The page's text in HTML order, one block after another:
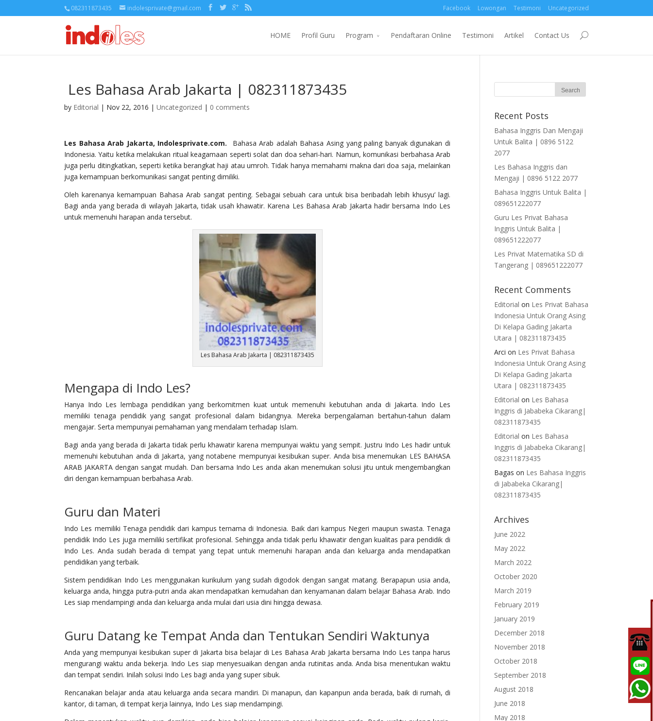
082311873435 indolesprivate@gmail.com Facebook Lowongan Testimoni Uncategorized
HOME Profil Guru Program Pendaftaran Online Testimoni Artikel Contact Us
Les Bahasa Arab Jakarta | 082311873435
by Editorial | Nov 22, 2016 | Uncategorized | 0 comments
Les Bahasa Arab Jakarta, Indolesprivate.com.
Bahasa Arab adalah Bahasa Asing yang paling banyak digunakan di
Indonesia. Yaitu ketika melakukan ritual keagamaan seperti solat dan doa sehari-hari. Namun, komunikasi berbahasa Arab
juga perlu ditingkatkan, seperti ketika berangkat haji atau umroh. Tidak hanya memahami makna dari doa saja, melainkan
juga kemampuan berkomunikasi sangat penting dimiliki.
Oleh karenanya kemampuan Bahasa Arab sangat penting. Sebagai sebuah cara untuk bisa beribadah lebih khusyu’ lagi.
Bagi anda yang berada di wilayah Jakarta, tidak usah khawatir. Karena Les Bahasa Arab Jakarta hadir bersama Indo Les
untuk memenuhi harapan anda tersebut.
Les Bahasa Arab Jakarta | 082311873435
Mengapa di Indo Les?
Hanya Indo Les lembaga pendidikan yang berkomitmen kuat untuk memenuhi kebutuhan anda di Jakarta. Indo Les
memiliki tenaga pendidik yang sangat profesional dalam bidangnya. Mereka berpengalaman bertahun-tahun dalam
mengajar. Serta mempunyai pemahaman yang mendalam terhadap Islam.
Bagi anda yang berada di Jakarta tidak perlu khawatir karena mempunyai waktu yang sempit. Justru Indo Les hadir untuk
memenuhi kebutuhan anda di Jakarta, yang notabene mempunyai kesibukan super. Anda bisa menemukan LES BAHASA
ARAB JAKARTA dengan sangat mudah. Dan bersama Indo Les anda akan menemukan solusi jitu untuk mengembangkan
diri dengan kemampuan berbahasa Arab.
Guru dan Materi
Indo Les memiliki Tenaga pendidik dari kampus ternama di Indonesia. Baik dari kampus Negeri maupun swasta. Tenaga
pendidik Indo Les juga memiliki sertifikat profesional. Sehingga anda tidak perlu khawatir dengan kualitas para pendidik di
Indo Les. Anda sudah berada di tempat yang tepat untuk memenuhi harapan anda dan keluarga anda mendapatkan
pendidikan yang terbaik.
Sistem pendidikan Indo Les menggunakan kurikulum yang sudah digodok dengan sangat matang. Berapapun usia anda,
keluarga anda, hingga putra-putri anda akan mendapatkan kemudahan dan kenyamanan dalam belajar Bahasa Arab. Indo
Les siap mendampingi anda dan keluarga anda mulai dari usia dini hingga dewasa.
Guru Datang ke Tempat Anda dan Tentukan Sendiri Waktunya
Anda yang mempunyai kesibukan super di Jakarta bisa belajar di Les Bahasa Arab Jakarta bersama Indo Les tanpa harus
mengurangi waktu anda bekerja. Indo Les siap menyesuaikan dengan anda rutinitas anda. Anda bisa menentukan waktu
dan tempat sendiri. Inilah solusi Indo Les bagi anda yang super sibuk.
Rencanakan belajar anda atau keluarga anda secara mandiri. Di manapun, dan kapanpun anda berada, baik di rumah, di
kantor, di taman, di tempat kerja lainnya, Indo Les siap mendampingi.
Recent Posts
Bahasa Inggris Dan Mengaji
Untuk Balita | 0896 5122
2077
Les Bahasa Inggris dan
Mengaji | 0896 5122 2077
Bahasa Inggris Untuk Balita |
089651222077
Guru Les Privat Bahasa
Inggris Untuk Balita |
089651222077
Les Privat Matematika SD di
Tangerang | 089651222077
Recent Comments
Editorial on Les Privat Bahasa
Indonesia Untuk Orang Asing
Di Kelapa Gading Jakarta
Utara | 082311873435
Arci on Les Privat Bahasa
Indonesia Untuk Orang Asing
Di Kelapa Gading Jakarta
Utara | 082311873435
Editorial on Les Bahasa
Inggris di Jababeka Cikarang|
082311873435
Editorial on Les Bahasa
Inggris di Jababeka Cikarang|
082311873435
Bagas on Les Bahasa Inggris
di Jababeka Cikarang|
082311873435
Archives
June 2022
May 2022
March 2022
October 2020
March 2019
February 2019
January 2019
December 2018
November 2018
October 2018
September 2018
August 2018
June 2018
May 2018